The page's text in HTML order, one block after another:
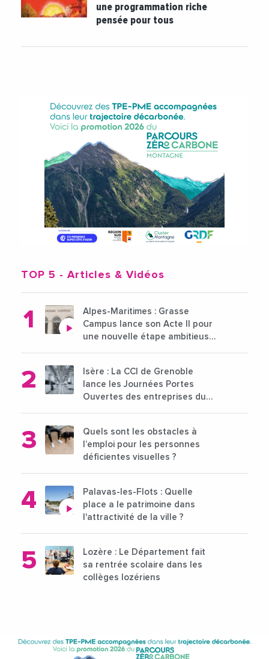
une programmation riche
pensée pour tous
TOP 5 - Articles & Vidéos
Alpes-Maritimes : Grasse
Campus lance son Acte II pour
une nouvelle étape ambitieuse
Isère : La CCI de Grenoble
lance les Journées Portes
Ouvertes des entreprises du
Quels sont les obstacles à
l’emploi pour les personnes
déficientes visuelles ?
Palavas-les-Flots : Quelle
place a le patrimoine dans
l'attractivité de la ville ?
Lozère : Le Département fait
sa rentrée scolaire dans les
collèges lozériens